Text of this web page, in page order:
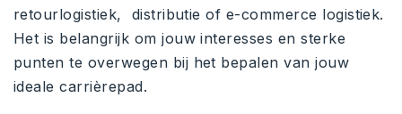
retourlogistiek, distributie of e-commerce logistiek.
Het is belangrijk om jouw interesses en sterke
punten te overwegen bij het bepalen van jouw
ideale carrièrepad.